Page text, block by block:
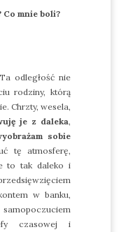
mnie boli?
odległość nie
rodziny, którą
Chrzty, wesela,
je z daleka
sobie
tę atmosferę,
to tak daleko i
w banku,
czasowej i